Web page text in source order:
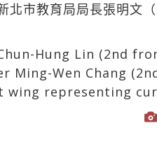
北市教育局局長張明文
Hung Lin (2nd
Ming-Wen Chang
wing representing